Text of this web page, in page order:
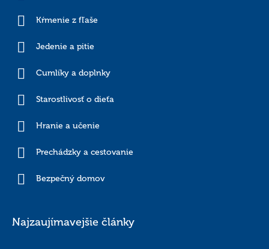
Kŕmenie z fľaše
Jedenie a pitie
Cumlíky a doplnky
Starostlivosť o dieťa
Hranie a učenie
Prechádzky a cestovanie
Bezpečný domov
Najzaujímavejšie články